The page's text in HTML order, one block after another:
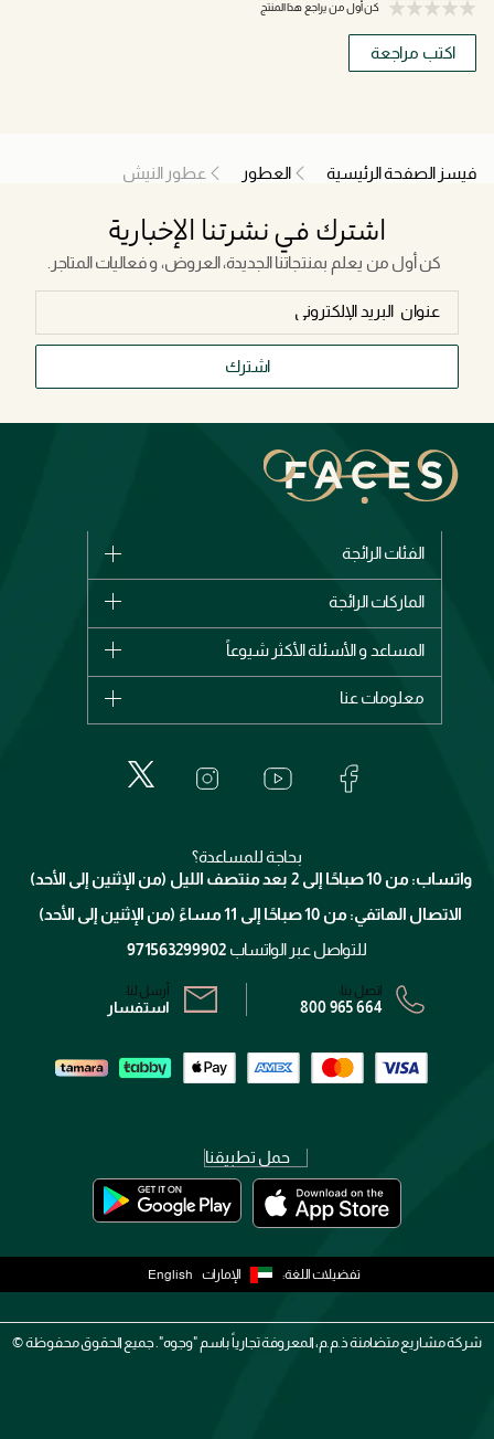
كن أول من يراجع هذا المنتج
اكتب مراجعة
فيسز الصفحة الرئيسية العطور عطور النيش
اشترك في نشرتنا الإخبارية
كن أول من يعلم بمنتجاتنا الجديدة، العروض، و فعاليات المتاجر.
اشترك
الفئات الرائجة
الأكثر مبيعاً
اشترِ بطاقة هدية
الماركات الرائجة
بربري
إيف سان لوران
المساعد و الأسئلة الأكثر شيوعاً
الإرجاع
معلومات عنا
خدمات المعارض
برنامج الولاء ميوز
الشروط و الأحكام
سياسة الخصوصية
بحاجة للمساعدة؟
واتساب: من 10 صباحًا إلى 2 بعد منتصف الليل (من الإثنين إلى الأحد)
الاتصال الهاتفي: من 10 صباحًا إلى 11 مساءً (من الإثنين إلى الأحد)
للتواصل عبر الواتساب 971563299902
اتصل بنا:
800 965 664
أرسل لنا:
استفسار
حمل تطبيقنا
تفضيلات اللغة: الإمارات English
شركة مشاريع متضامنة ذ.م.م، المعروفة تجارياً باسم "وجوه". جميع الحقوق محفوظة ©